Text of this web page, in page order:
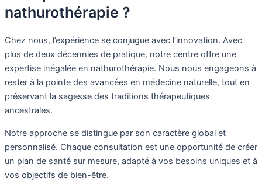
nathurothérapie ?
Chez nous, l’expérience se conjugue avec l’innovation. Avec
plus de deux décennies de pratique, notre centre offre une
expertise inégalée en nathurothérapie. Nous nous engageons à
rester à la pointe des avancées en médecine naturelle, tout en
préservant la sagesse des traditions thérapeutiques
ancestrales.
Notre approche se distingue par son caractère global et
personnalisé. Chaque consultation est une opportunité de créer
un plan de santé sur mesure, adapté à vos besoins uniques et à
vos objectifs de bien-être.